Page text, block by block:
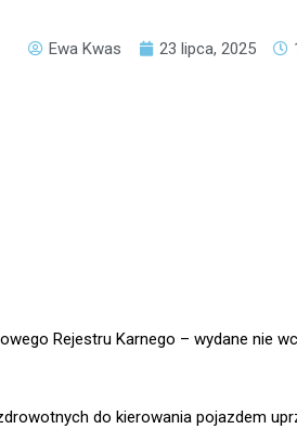
Ewa Kwas 23 lipca, 2025
Rejestru Karnego – wydane nie
do kierowania pojazdem